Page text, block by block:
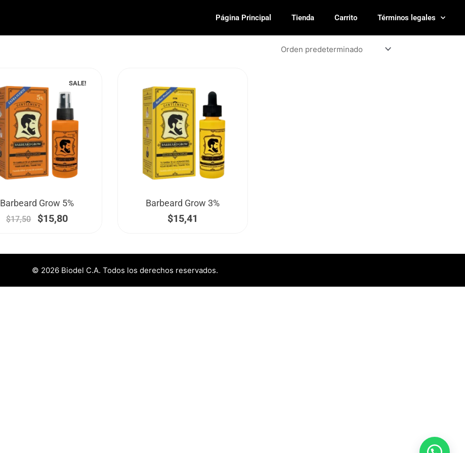
Página Principal Tienda Carrito Términos legales
SALE!
Barbeard Grow 5%
$17,50
El
precio
original
$15,80
El
Barbeard Grow 3%
$15,41
© 2026 Biodel C.A. Todos los derechos reservados.